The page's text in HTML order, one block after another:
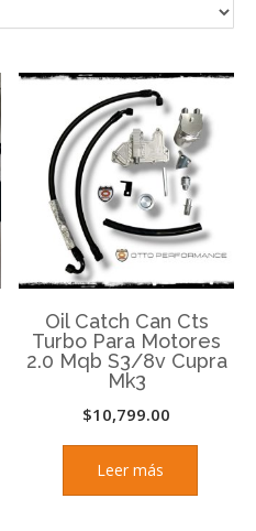
Oil Catch Can Cts
Turbo Para Motores
2.0 Mqb S3/8v Cupra
Mk3
$10,799.00
Leer más